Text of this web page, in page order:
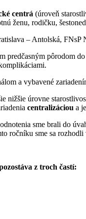
centrá (úroveň
ženu, rodičku,
– Antolská, FNsP
predčasným pôrodom
a vybavené
nižšie úrovne
centralizáciou a
sme brali do
ročníku sme sa
z troch častí: